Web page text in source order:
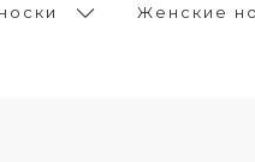
Женские